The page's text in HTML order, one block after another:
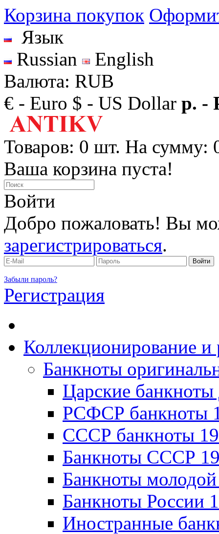
Корзина покупок
Язык
Russian
English
Валюта: RUB
€ - Euro $ - US Dollar р. -
Товаров: 0 шт. На сумму:
Ваша корзина пуста!
Войти
Добро пожаловать! Вы
зарегистрироваться.
Забыли пароль?
Регистрация
Коллекционирование и
Банкноты
Царские банкноты
РСФСР банкноты
CССР банкноты
Банкноты CCCР
Банкноты
Банкноты России
Иностранные